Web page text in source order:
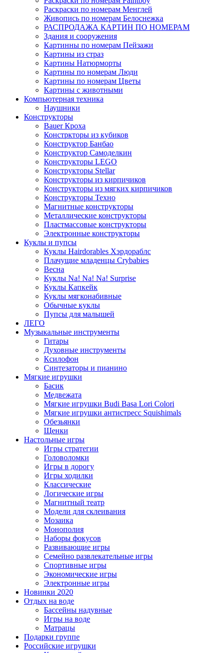
Раскраски по номерам Менглей
Живопись по номерам Белоснежка
РАСПРОДАЖА КАРТИН ПО НОМЕРАМ
Здания и сооружения
Картинны по номерам Пейзажи
Картины из страз
Картины Натюрморты
Картины по номерам Люди
Картины по номерам Цветы
Картины с животными
Компьютерная техника
Наушники
Конструкторы
Bauer Кроха
Констркторы из кубиков
Конструктор Банбао
Конструктор Самоделкин
Конструкторы LEGO
Конструкторы Stellar
Конструкторы из кирпичиков
Конструкторы из мягких кирпичиков
Конструкторы Техно
Магнитные конструкторы
Металлические конструкторы
Пластмассовые конструкторы
Электронные конструкторы
Куклы и пупсы
Куклы Hairdorables Хэрдораблс
Плачущие младенцы Crybabies
Весна
Куклы Na! Na! Na! Surprise
Куклы Капкейк
Куклы мягконабивные
Обычные куклы
Пупсы для малышей
ЛЕГО
Музыкальные инструменты
Гитары
Духовные инструменты
Ксилофон
Синтезаторы и пианино
Мягкие игрушки
Басик
Медвежата
Мягкие игрушки Budi Basa Lori Colori
Мягкие игрушки антистресс Squishimals
Обезьянки
Щенки
Настольные игры
Игры стратегии
Головоломки
Игры в дорогу
Игры ходилки
Классические
Логические игры
Магнитный театр
Модели для склеивания
Мозаика
Монополия
Наборы фокусов
Развивающие игры
Семейно развлекательные игры
Спортивные игры
Экономические игры
Электронные игры
Новинки 2020
Отдых на воде
Бассейны надувные
Игры на воде
Матрацы
Подарки группе
Российские игрушки